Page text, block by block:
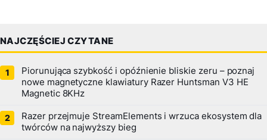
NAJCZĘŚCIEJ CZYTANE
Piorunująca szybkość i opóźnienie bliskie zeru – poznaj
nowe magnetyczne klawiatury Razer Huntsman V3 HE
Magnetic 8KHz
Razer przejmuje StreamElements i wrzuca ekosystem dla
twórców na najwyższy bieg